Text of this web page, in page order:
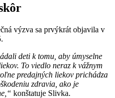
výzva sa prvýkrát objavila v
deti k tomu, aby úmyselne
To viedlo neraz k vážnym
predajných liekov prichádza
zdravia, ako je
konštatuje Slivka.